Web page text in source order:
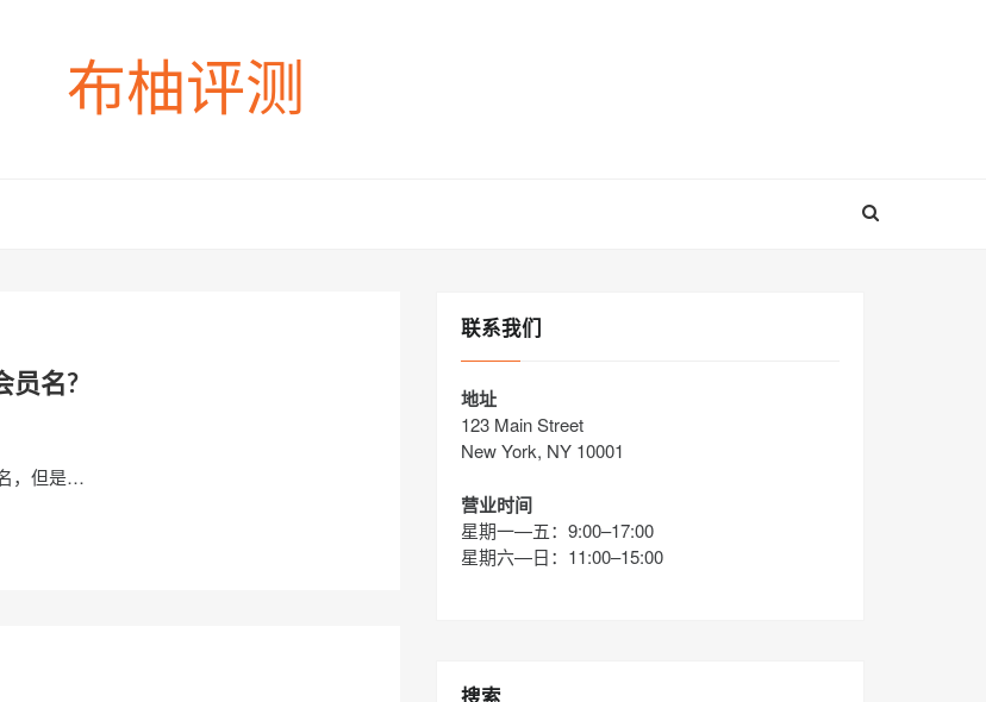
布柚评测
员名?
，但是…
联系我们
地址
123 Main Street
New York, NY 10001
营业时间
星期一—五：9:00–17:00
星期六—日：11:00–15:00